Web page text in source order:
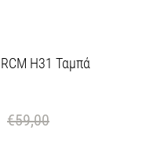
Η31 Ταμπά
€59,00